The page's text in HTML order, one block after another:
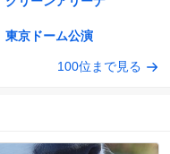
東京ドーム公演
100位まで見る